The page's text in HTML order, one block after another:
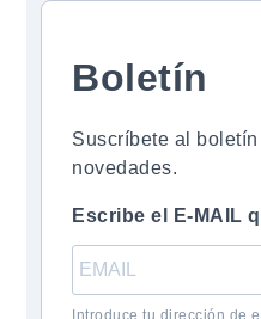
Boletín
Suscríbete al
novedades.
Escribe el E-MAIL
Introduce tu dirección de